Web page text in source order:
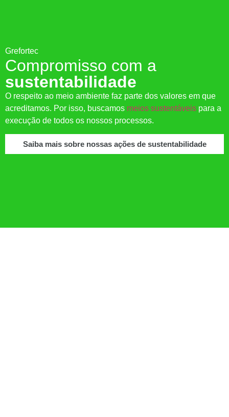
Grefortec
Compromisso com a
sustentabilidade
O respeito ao meio ambiente faz parte dos valores em que
acreditamos. Por isso, buscamos meios sustentáveis para a
execução de todos os nossos processos.
Saiba mais sobre nossas ações de sustentabilidade